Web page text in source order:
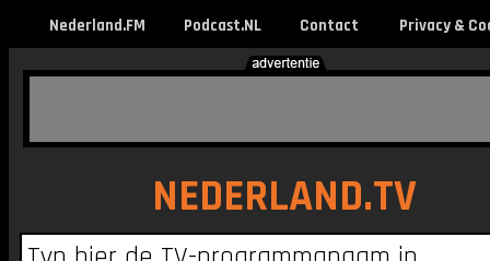
Nederland.FM Podcast.NL Contact Privacy &
NEDERLAND.TV